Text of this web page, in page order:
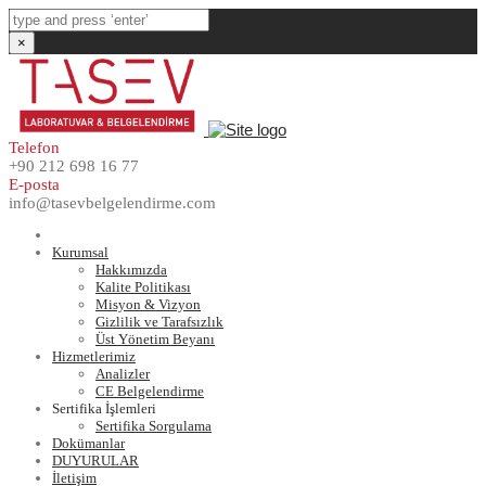
×
Telefon
+90 212 698 16 77
E-posta
info@tasevbelgelendirme.com
Kurumsal
Hakkımızda
Kalite Politikası
Misyon & Vizyon
Gizlilik ve Tarafsızlık
Üst Yönetim Beyanı
Hizmetlerimiz
Analizler
CE Belgelendirme
Sertifika İşlemleri
Sertifika Sorgulama
Dokümanlar
DUYURULAR
İletişim